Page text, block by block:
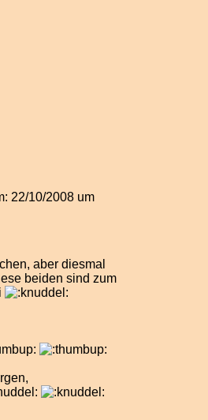
22/10/2008 um
aber diesmal
beiden sind zum